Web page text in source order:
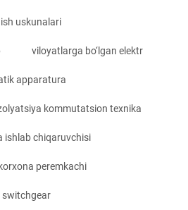
uskunalari
viloyatlarga bo‘lgan elektr
apparatura
kommutatsion texnika
chiqaruvchisi
peremkachi
switchgear